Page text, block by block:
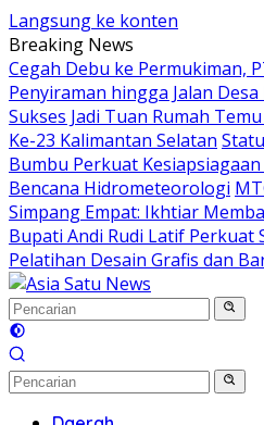
Langsung ke konten
Breaking News
Cegah Debu ke Permukiman,
Penyiraman hingga Jalan Desa
Sukses Jadi Tuan Rumah
Ke-23 Kalimantan Selatan
Bumbu Perkuat
Bencana Hidrometeorologi
Simpang Empat: Ikhtiar
Bupati Andi Rudi Latif Perkuat
Pelatihan Desain Grafis dan